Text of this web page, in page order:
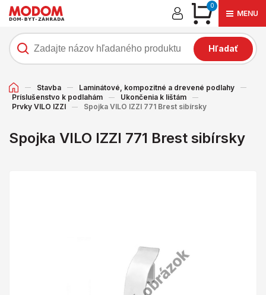
0
MENU
Hľadať
Stavba
Laminátové, kompozitné a drevené podlahy
Príslušenstvo k podlahám
Ukončenia k lištám
Prvky VILO IZZI
Spojka VILO IZZI 771 Brest sibírsky
Spojka VILO IZZI 771 Brest sibírsky